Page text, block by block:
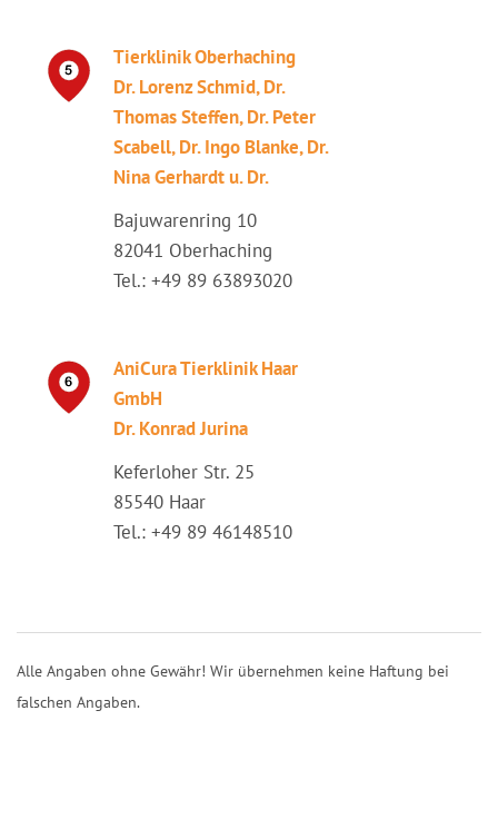
Tierklinik Oberhaching
Dr. Lorenz Schmid, Dr.
Thomas Steffen, Dr. Peter
Scabell, Dr. Ingo Blanke, Dr.
Nina Gerhardt u. Dr.
Bajuwarenring 10
82041 Oberhaching
Tel.: +49 89 63893020
AniCura Tierklinik Haar
GmbH
Dr. Konrad Jurina
Keferloher Str. 25
85540 Haar
Tel.: +49 89 46148510
Alle Angaben ohne Gewähr! Wir übernehmen keine Haftung bei
falschen Angaben.